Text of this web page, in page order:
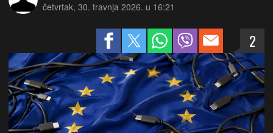
četvrtak, 30. travnja 2026. u 16:21
2